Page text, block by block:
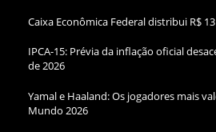
Caixa Econômica Federal distribui R$
IPCA-15: Prévia da inflação oficial
de 2026
Yamal e Haaland: Os jogadores mais
Mundo 2026